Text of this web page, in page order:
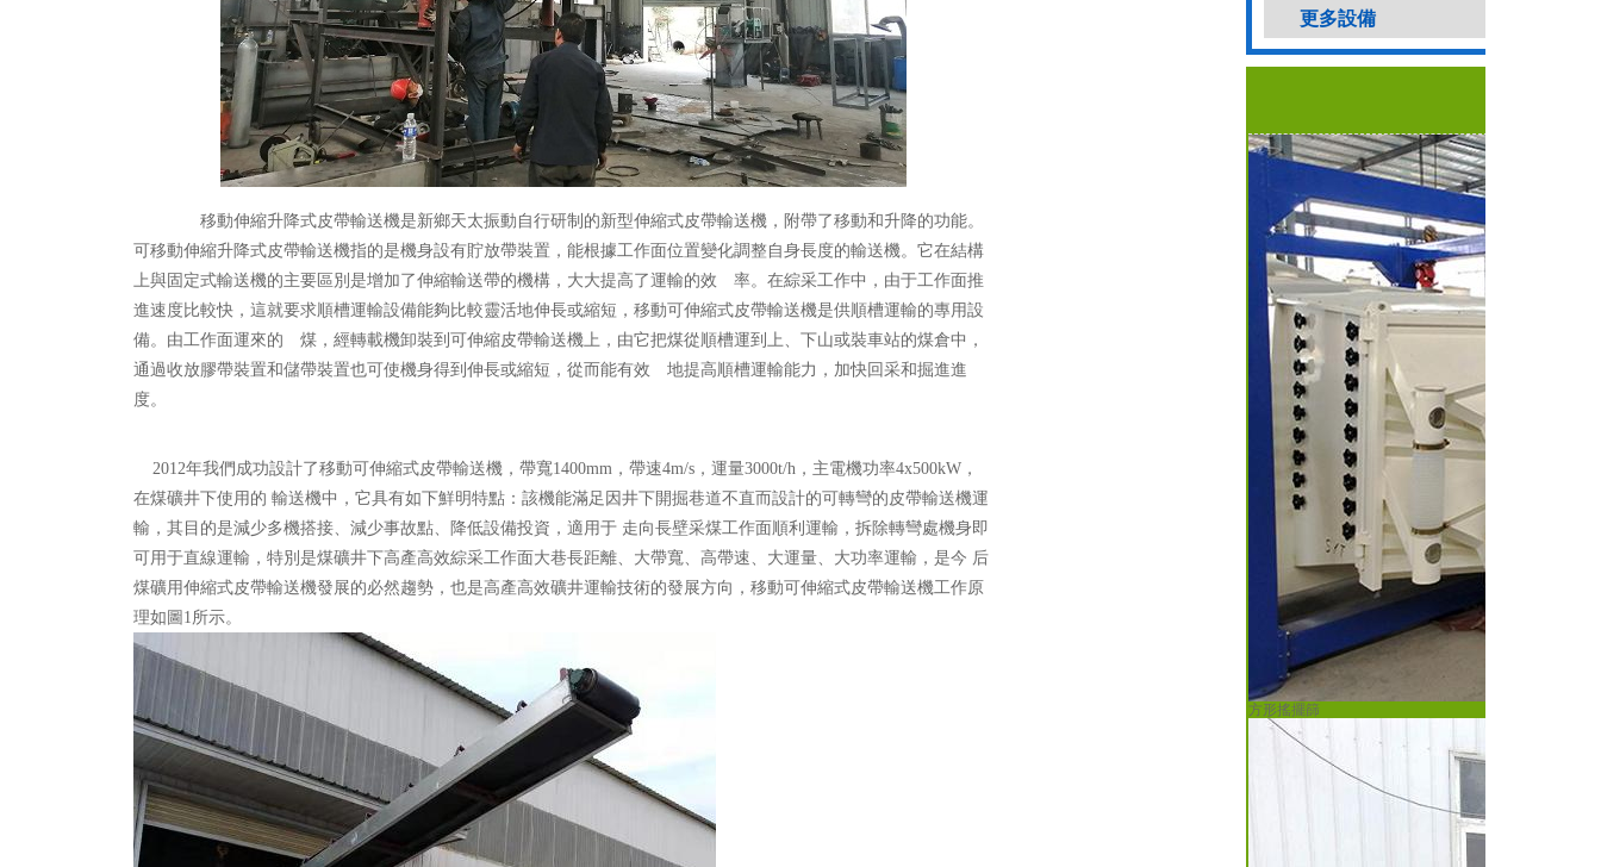
移動伸縮升降式皮帶輸送機是新鄉天太振動自行研制的新型伸縮式皮帶輸送機，附帶了移動和升降的功能。
可移動伸縮升降式皮帶輸送機指的是機身設有貯放帶裝置，能根據工作面位置變化調整自身長度的輸送機。它在結構
上與固定式輸送機的主要區別是增加了伸縮輸送帶的機構，大大提高了運輸的效 率。在綜采工作中，由于工作面推
進速度比較快，這就要求順槽運輸設備能夠比較靈活地伸長或縮短，移動可伸縮式皮帶輸送機是供順槽運輸的專用設
備。由工作面運來的 煤，經轉載機卸裝到可伸縮皮帶輸送機上，由它把煤從順槽運到上、下山或裝車站的煤倉中，
通過收放膠帶裝置和儲帶裝置也可使機身得到伸長或縮短，從而能有效 地提高順槽運輸能力，加快回采和掘進進
度。
2012年我們成功設計了移動可伸縮式皮帶輸送機，帶寬1400mm，帶速4m/s，運量3000t/h，主電機功率4x500kW，
在煤礦井下使用的 輸送機中，它具有如下鮮明特點：該機能滿足因井下開掘巷道不直而設計的可轉彎的皮帶輸送機運
輸，其目的是減少多機搭接、減少事故點、降低設備投資，適用于 走向長壁采煤工作面順利運輸，拆除轉彎處機身即
可用于直線運輸，特別是煤礦井下高產高效綜采工作面大巷長距離、大帶寬、高帶速、大運量、大功率運輸，是今 后
煤礦用伸縮式皮帶輸送機發展的必然趨勢，也是高產高效礦井運輸技術的發展方向，移動可伸縮式皮帶輸送機工作原
理如圖1所示。
更多設備
方形搖擺篩